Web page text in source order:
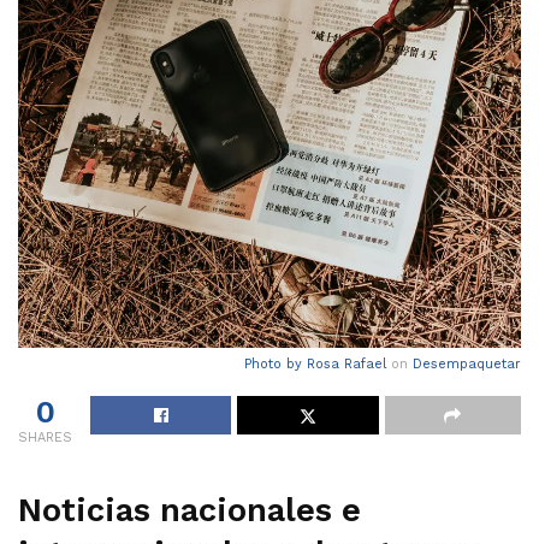
Photo by Rosa Rafaelon Desempaquetar
0
SHARES
Noticias nacionales e